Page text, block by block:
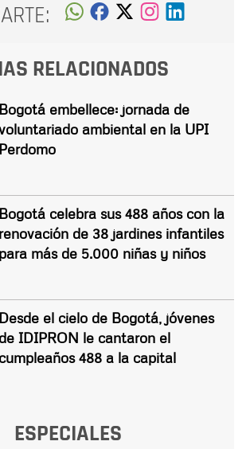
RELACIONADOS
Bogotá embellece: jornada de
ambiental en la UPI
Perdomo
Bogotá celebra sus 488 años con la
renovación de 38 jardines infantiles
para más de 5.000 niñas y niños
Desde el cielo de Bogotá, jóvenes
de IDIPRON le cantaron el
cumpleaños 488 a la capital
ESPECIALES